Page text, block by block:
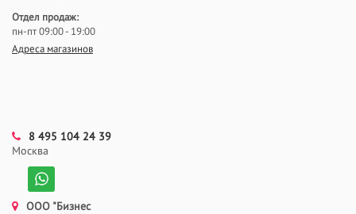
Отдел продаж:
пн-пт 09:00 - 19:00
Адреса магазинов
8 495 104 24 39
Москва
ООО "Бизнес